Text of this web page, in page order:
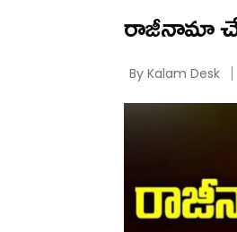
రాజీనామా
By Kalam Desk